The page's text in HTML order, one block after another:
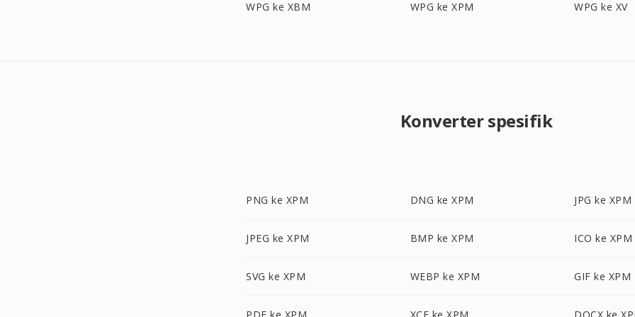
WPG ke XBM WPG ke XPM WPG ke XV
Konverter spesifik
PNG ke XPM DNG ke XPM JPG ke XPM
JPEG ke XPM BMP ke XPM ICO ke XPM
SVG ke XPM WEBP ke XPM GIF ke XPM